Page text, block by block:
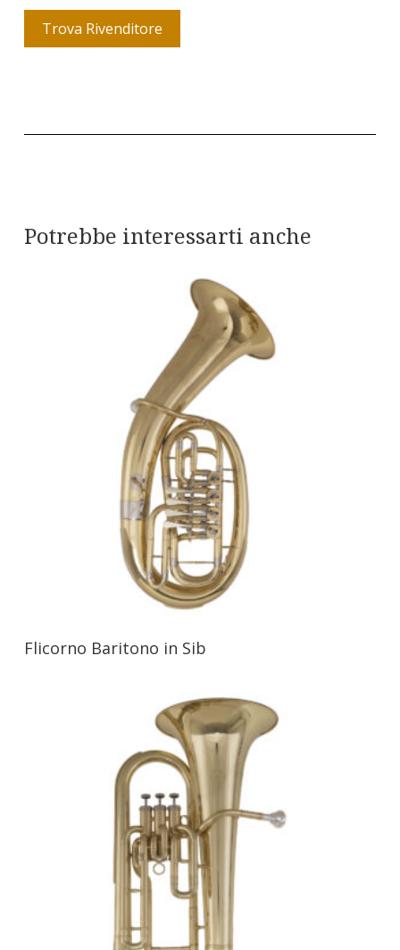
Trova Rivenditore
Potrebbe interessarti anche
Flicorno Baritono in Sib